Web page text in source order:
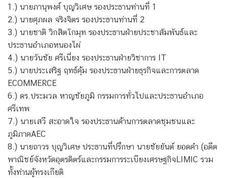
1.) นายภานุพงศ์ บุญวิเศษ รองประธานท่านที่ 1
2.) นายศุภผล จริงจิตร รองประธานท่านที่ 2
3.) นายชาติ วิกสิตโกมุท รองประธานฝ่ายประชาสัมพันธ์และ
ประธานอำเภอหนองไผ่
4.) นายวันชัย ศรีเนี่ยง รองประธานฝ่ายวิชาการ IT
5.) นายประเสริฐ ฤทธ์คุ้ม รองประธานฝ่ายธุรกิจและการตลาด
ECOMMERCE
6.) ดร.ประมวล หาญชัยภูมิ กรรมการทั่วไปและประธานอำเภอ
ศรีเทพ
7.) นายเสวี สะอาดใจ รองประธานด้านการตลาดชุมชนและ
ภูมิภาคAEC
8.) นายถาวร บุญวิเศษ ประธานที่ปรึกษา นายชัยยันต์ ยอดคำ (อดีต
พาณิชย์จังหวัดอุตรดิตร์และกรรมการระเบียงเศรษฐกิจLIMIC รวม
ทั้งท่านผู้ทรงเกียติ